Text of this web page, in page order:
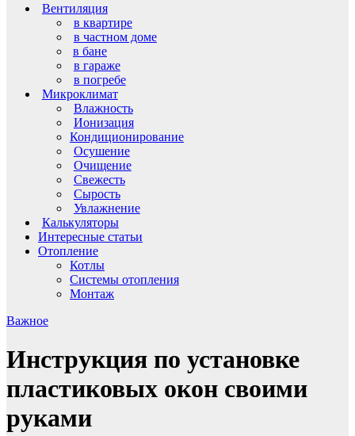
Вентиляция
в квартире
в частном доме
в бане
в гараже
в погребе
Микроклимат
Влажность
Ионизация
Кондиционирование
Осушение
Очищение
Свежесть
Сырость
Увлажнение
Калькуляторы
Интересные статьи
Отопление
Котлы
Системы отопления
Монтаж
Важное
Инструкция по установке
пластиковых окон своими
руками